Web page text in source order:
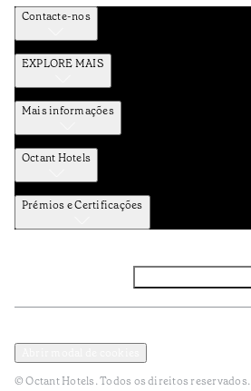
Contacte-nos
EXPLORE MAIS
Mais informações
Octant Hotels
Prémios e Certificações
© Octant Hotels. Todos os direitos reservados.